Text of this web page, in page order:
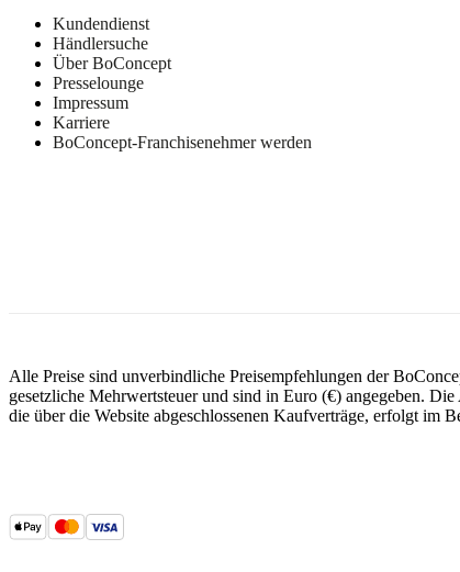
Kundendienst
Händlersuche
Über BoConcept
Presselounge
Impressum
Karriere
BoConcept-Franchisenehmer werden
Alle Preise sind unverbindliche Preisempfehlungen der
gesetzliche Mehrwertsteuer und sind in Euro (€) angegeben.
die über die Website abgeschlossenen Kaufverträge, erfolgt im